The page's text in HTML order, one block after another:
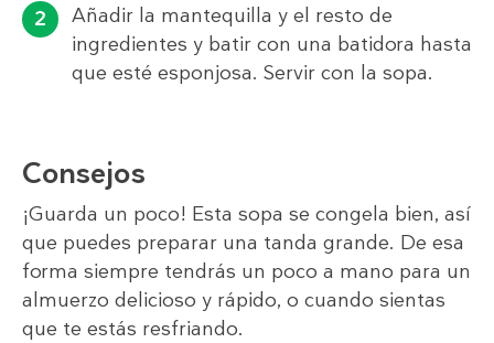
Añadir la mantequilla y el resto de
ingredientes y batir con una batidora hasta
que esté esponjosa. Servir con la sopa.
Consejos
¡Guarda un poco! Esta sopa se congela bien, así
que puedes preparar una tanda grande. De esa
forma siempre tendrás un poco a mano para un
almuerzo delicioso y rápido, o cuando sientas
que te estás resfriando.